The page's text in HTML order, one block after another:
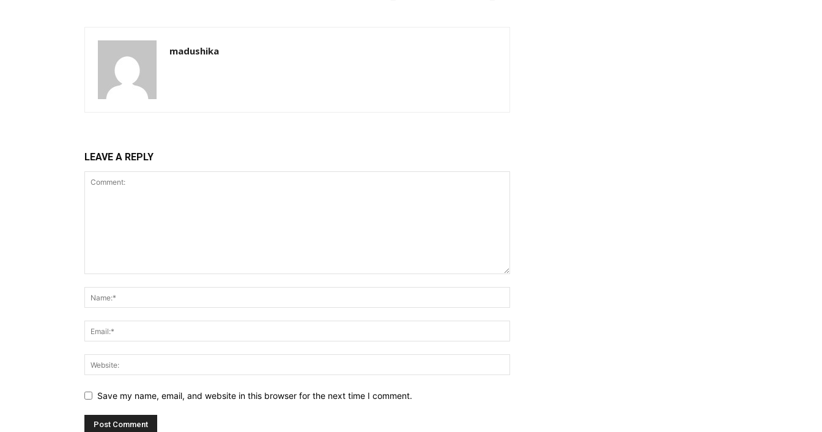
madushika
LEAVE A REPLY
Save my name, email, and website in this browser for the next time I comment.